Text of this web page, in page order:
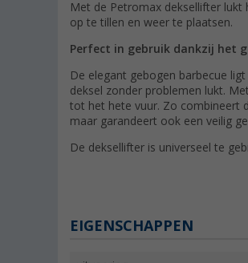
Met de Petromax deksellifter lukt
op te tillen en weer te plaatsen.
Perfect in gebruik dankzij het
De elegant gebogen barbecue
deksel zonder problemen lukt.
tot het hete vuur. Zo combineert
maar garandeert ook een veilig
De deksellifter is universeel te
EIGENSCHAPPEN